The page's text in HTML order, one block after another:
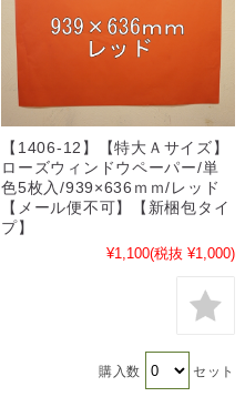
【1406-12】【特大Ａサイズ】
ローズウィンドウペーパー/単
色5枚入/939×636ｍｍ/レッド
【メール便不可】【新梱包タイ
プ】
¥1,100(税抜 ¥1,000)
購入数 セット